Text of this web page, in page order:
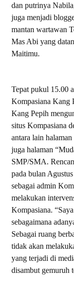
dan putrinya
juga menjadi
mantan wartawan
Mas Abi yang
Maitimu.
Tepat pukul 15.00
Kompasiana Kang
Kang Pepih
situs Kompasiana
antara lain
juga halaman
SMP/SMA.
pada bulan
sebagai admin
melakukan
Kompasiana.
sebagaimana
Sebagai ruang
tidak akan
yang terjadi di
disambut gemuruh